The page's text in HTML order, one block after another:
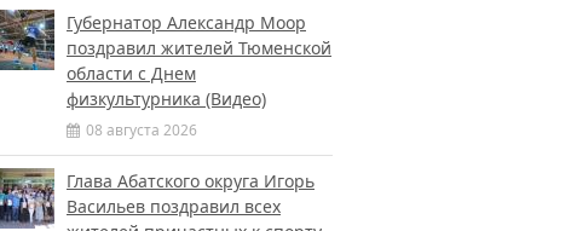
Губернатор Александр Моор
поздравил жителей Тюменской
области с Днем
физкультурника (Видео)
08 августа 2026
Глава Абатского округа Игорь
Васильев поздравил всех